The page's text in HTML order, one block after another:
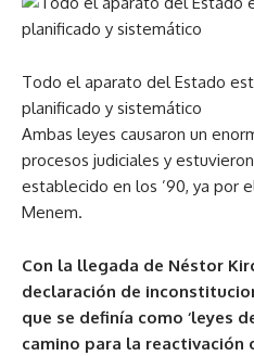
Todo el aparato del Estado
planificado y sistemático
Ambas leyes causaron un
procesos judiciales y
establecido en los ’90, ya por
Menem.
Con la llegada de Néstor
declaración de
que se definía como ‘leyes
camino para la reactivación